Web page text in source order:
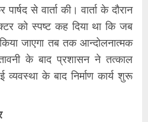
से वार्ता की। वार्ता के दौरान
को स्पष्ट कह दिया था कि जब
जाएगा तब तक आन्दोलनात्मक
के बाद प्रशासन ने तत्काल
के बाद निर्माण कार्य शुरू